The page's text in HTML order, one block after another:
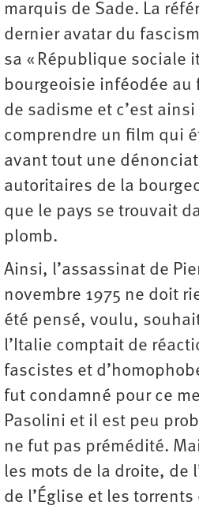
marquis de Sade. La
dernier avatar du
sa « République sociale
bourgeoisie inféodée au
de sadisme et c’est
comprendre un film qui
avant tout une
autoritaires de la
que le pays se trouvait
plomb.
Ainsi, l’assassinat de
novembre 1975 ne doit
été pensé, voulu,
l’Italie comptait de
fascistes et
fut condamné pour ce
Pasolini et il est peu
ne fut pas prémédité.
les mots de la droite, de
de l’Église et les